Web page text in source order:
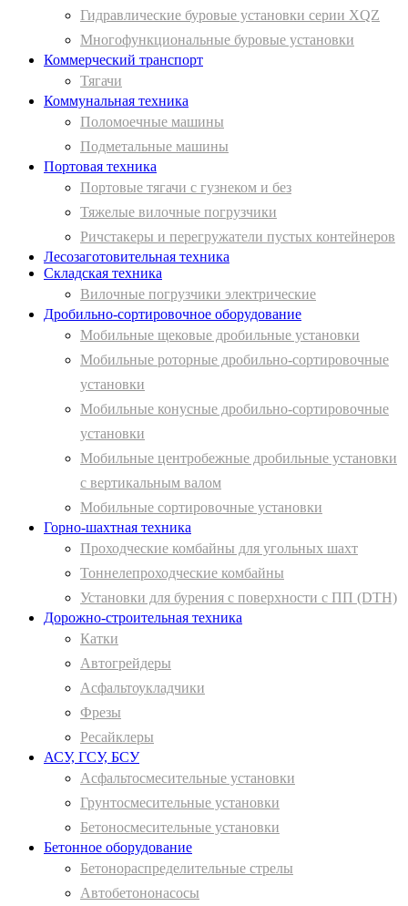
Гидравлические буровые установки серии XQZ
Многофункциональные буровые установки
Коммерческий транспорт
Тягачи
Коммунальная техника
Поломоечные машины
Подметальные машины
Портовая техника
Портовые тягачи с гузнеком и без
Тяжелые вилочные погрузчики
Ричстакеры и перегружатели пустых контейнеров
Лесозаготовительная техника
Складская техника
Вилочные погрузчики электрические
Дробильно-сортировочное оборудование
Мобильные щековые дробильные установки
Мобильные роторные дробильно-сортировочные
установки
Мобильные конусные дробильно-сортировочные
установки
Мобильные центробежные дробильные установки
с вертикальным валом
Мобильные сортировочные установки
Горно-шахтная техника
Проходческие комбайны для угольных шахт
Тоннелепроходческие комбайны
Установки для бурения с поверхности с ПП (DTH)
Дорожно-строительная техника
Катки
Автогрейдеры
Асфальтоукладчики
Фрезы
Ресайклеры
АСУ, ГСУ, БСУ
Асфальтосмесительные установки
Грунтосмесительные установки
Бетоносмесительные установки
Бетонное оборудование
Бетонораспределительные стрелы
Автобетононасосы